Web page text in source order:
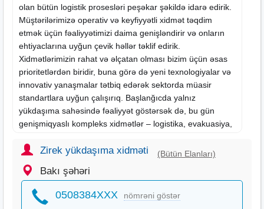
olan bütün logistik prosesləri peşəkar şəkildə idarə edirik.
Müştərilərimizə operativ və keyfiyyətli xidmət təqdim
etmək üçün fəaliyyətimizi daima genişləndirir və onların
ehtiyaclarına uyğun çevik həllər təklif edirik.
Xidmətlərimizin rahat və əlçatan olması bizim üçün əsas
prioritetlərdən biridir, buna görə də yeni texnologiyalar və
innovativ yanaşmalar tətbiq edərək sektorda müasir
standartlara uyğun çalışırıq. Başlanğıcda yalnız
yükdaşıma sahəsində fəaliyyət göstərsək də, bu gün
genişmiqyaslı kompleks xidmətlər – logistika, evakuasiya,
müxtəlif həlləri müştərilərimizə təqdim edirik. Məqsədimiz,
yalnız daşınma deyil, həm də müştərilərimizin bütün
logistika ehtiyaclarını ən yüksək səviyyədə qarşılamaqdır.
Zirek yükdaşıma xidməti (Bütün Elanları)
Bakı şəhəri
0508384XXX nömrəni göstər